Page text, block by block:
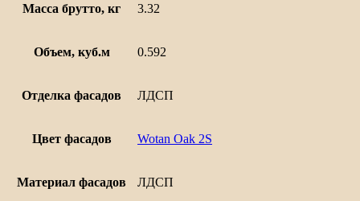
Масса брутто, кг 3.32
Объем, куб.м 0.592
Отделка фасадов ЛДСП
Цвет фасадов Wotan Oak 2S
Материал фасадов ЛДСП